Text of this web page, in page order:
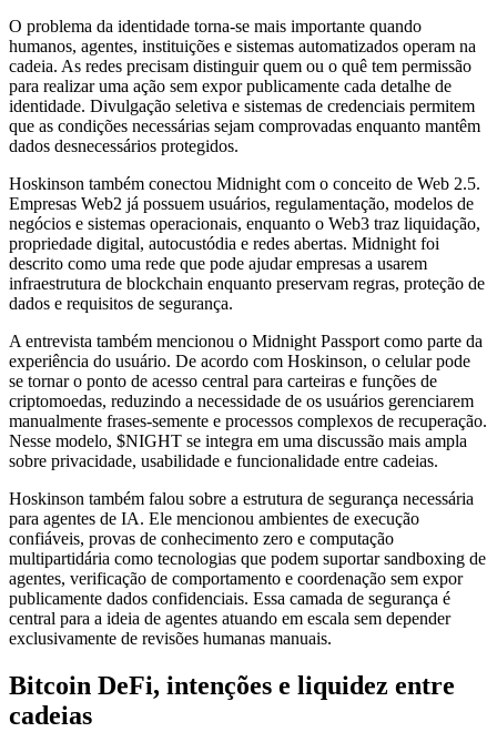
O problema da identidade torna-se mais importante quando
humanos, agentes, instituições e sistemas automatizados operam na
cadeia. As redes precisam distinguir quem ou o quê tem permissão
para realizar uma ação sem expor publicamente cada detalhe de
identidade. Divulgação seletiva e sistemas de credenciais permitem
que as condições necessárias sejam comprovadas enquanto mantêm
dados desnecessários protegidos.
Hoskinson também conectou Midnight com o conceito de Web 2.5.
Empresas Web2 já possuem usuários, regulamentação, modelos de
negócios e sistemas operacionais, enquanto o Web3 traz liquidação,
propriedade digital, autocustódia e redes abertas. Midnight foi
descrito como uma rede que pode ajudar empresas a usarem
infraestrutura de blockchain enquanto preservam regras, proteção de
dados e requisitos de segurança.
A entrevista também mencionou o Midnight Passport como parte da
experiência do usuário. De acordo com Hoskinson, o celular pode
se tornar o ponto de acesso central para carteiras e funções de
criptomoedas, reduzindo a necessidade de os usuários gerenciarem
manualmente frases-semente e processos complexos de recuperação.
Nesse modelo, $NIGHT se integra em uma discussão mais ampla
sobre privacidade, usabilidade e funcionalidade entre cadeias.
Hoskinson também falou sobre a estrutura de segurança necessária
para agentes de IA. Ele mencionou ambientes de execução
confiáveis, provas de conhecimento zero e computação
multipartidária como tecnologias que podem suportar sandboxing de
agentes, verificação de comportamento e coordenação sem expor
publicamente dados confidenciais. Essa camada de segurança é
central para a ideia de agentes atuando em escala sem depender
exclusivamente de revisões humanas manuais.
Bitcoin DeFi, intenções e liquidez entre
cadeias